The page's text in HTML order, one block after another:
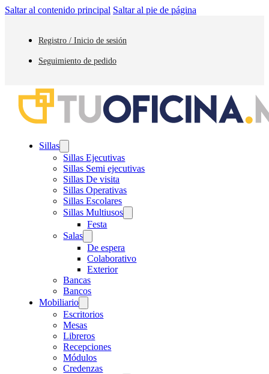
Saltar al contenido principal Saltar al pie de página
Registro / Inicio de sesión
Seguimiento de pedido
Sillas
Sillas Ejecutivas
Sillas Semi ejecutivas
Sillas De visita
Sillas Operativas
Sillas Escolares
Sillas Multiusos
Festa
Salas
De espera
Colaborativo
Exterior
Bancas
Bancos
Mobiliario
Escritorios
Mesas
Libreros
Recepciones
Módulos
Credenzas